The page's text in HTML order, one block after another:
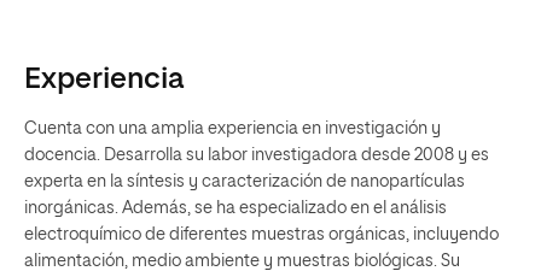
Experiencia
Cuenta con una amplia experiencia en investigación y
docencia. Desarrolla su labor investigadora desde 2008 y es
experta en la síntesis y caracterización de nanopartículas
inorgánicas. Además, se ha especializado en el análisis
electroquímico de diferentes muestras orgánicas, incluyendo
alimentación, medio ambiente y muestras biológicas. Su